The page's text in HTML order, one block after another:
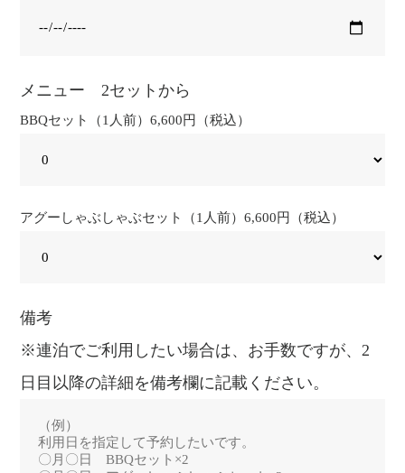
メニュー 2セットから
BBQセット（1人前）6,600円（税込）
アグーしゃぶしゃぶセット（1人前）6,600円（税込）
備考
※連泊でご利用したい場合は、お手数ですが、2
日目以降の詳細を備考欄に記載ください。